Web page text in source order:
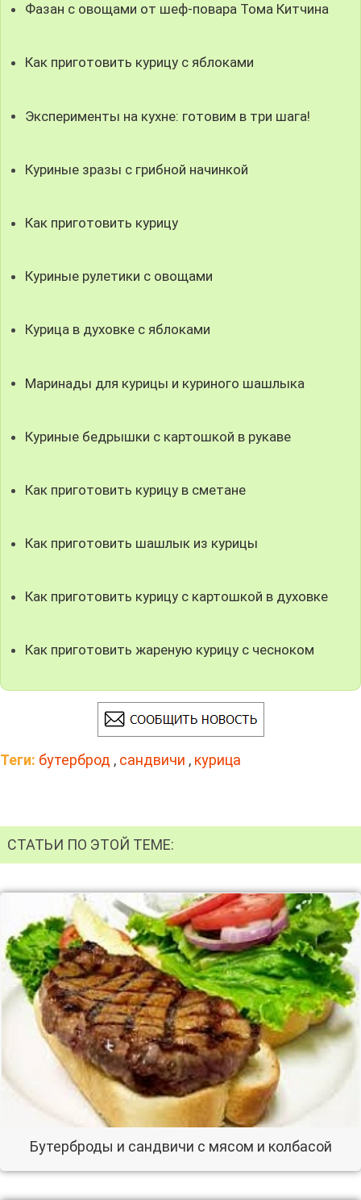
Фазан с овощами от шеф-повара Тома Китчина
Как приготовить курицу с яблоками
Эксперименты на кухне: готовим в три шага!
Куриные зразы с грибной начинкой
Как приготовить курицу
Куриные рулетики с овощами
Курица в духовке с яблоками
Маринады для курицы и куриного шашлыка
Куриные бедрышки с картошкой в рукаве
Как приготовить курицу в сметане
Как приготовить шашлык из курицы
Как приготовить курицу с картошкой в духовке
Как приготовить жареную курицу с чесноком
Теги: бутерброд , сандвичи , курица
СТАТЬИ ПО ЭТОЙ ТЕМЕ:
Бутерброды и сандвичи с мясом и колбасой